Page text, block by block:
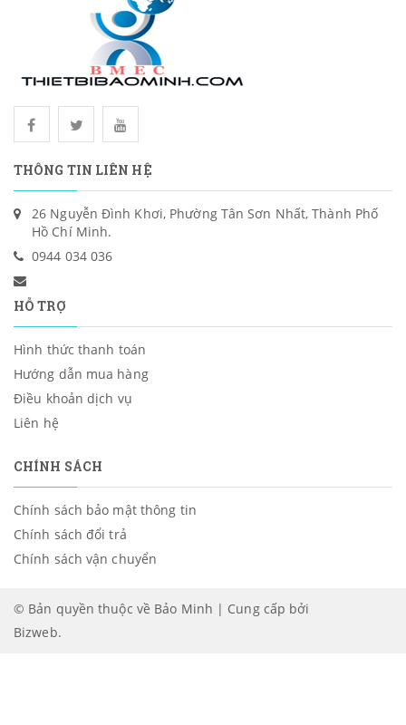
THÔNG TIN LIÊN HỆ
26 Nguyễn Đình Khơi, Phường Tân Sơn Nhất, Thành Phố
Hồ Chí Minh.
0944 034 036
HỖ TRỢ
Hình thức thanh toán
Hướng dẫn mua hàng
Điều khoản dịch vụ
Liên hệ
CHÍNH SÁCH
Chính sách bảo mật thông tin
Chính sách đổi trả
Chính sách vận chuyển
© Bản quyền thuộc về Bảo Minh | Cung cấp bởi
Bizweb.